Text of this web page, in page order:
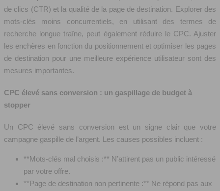
de clics (CTR) et la qualité de la page de destination. Explorer des
mots-clés moins concurrentiels, en utilisant des termes de
recherche longue traîne, peut également réduire le CPC. Ajuster
les enchères en fonction du positionnement et optimiser les pages
de destination pour une meilleure expérience utilisateur sont des
mesures importantes.
CPC élevé sans conversion : un gaspillage de budget à
stopper
Un CPC élevé sans conversion est un signe clair que votre
campagne gaspille de l’argent. Les causes possibles incluent :
**Mots-clés mal choisis :** N’attirent pas un public intéressé
par votre offre.
**Page de destination non pertinente :** Ne répond pas aux